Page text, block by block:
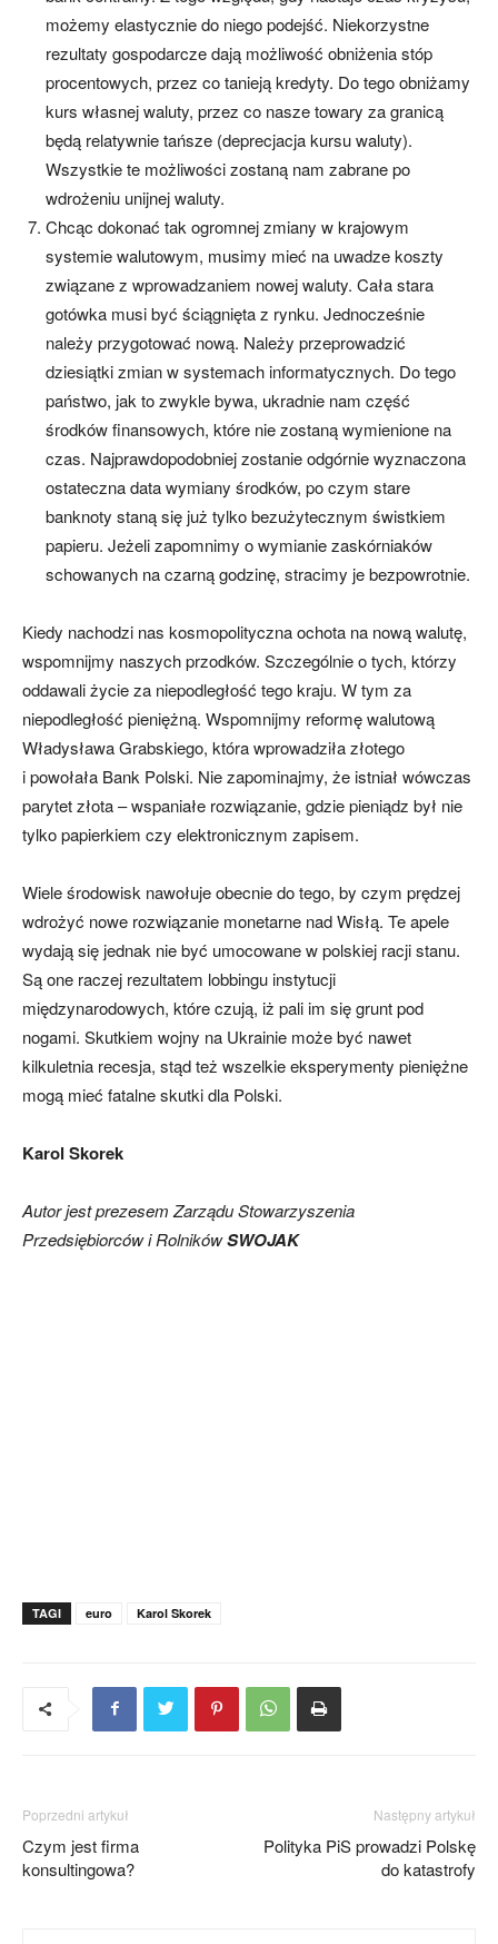
możemy elastycznie do niego podejść. Niekorzystne
rezultaty gospodarcze dają możliwość obniżenia stóp
procentowych, przez co tanieją kredyty. Do tego obniżamy
kurs własnej waluty, przez co nasze towary za granicą
będą relatywnie tańsze (deprecjacja kursu waluty).
Wszystkie te możliwości zostaną nam zabrane po
wdrożeniu unijnej waluty.
Chcąc dokonać tak ogromnej zmiany w krajowym
systemie walutowym, musimy mieć na uwadze koszty
związane z wprowadzaniem nowej waluty. Cała stara
gotówka musi być ściągnięta z rynku. Jednocześnie
należy przygotować nową. Należy przeprowadzić
dziesiątki zmian w systemach informatycznych. Do tego
państwo, jak to zwykle bywa, ukradnie nam część
środków finansowych, które nie zostaną wymienione na
czas. Najprawdopodobniej zostanie odgórnie wyznaczona
ostateczna data wymiany środków, po czym stare
banknoty staną się już tylko bezużytecznym świstkiem
papieru. Jeżeli zapomnimy o wymianie zaskórniaków
schowanych na czarną godzinę, stracimy je bezpowrotnie.
Kiedy nachodzi nas kosmopolityczna ochota na nową walutę,
wspomnijmy naszych przodków. Szczególnie o tych, którzy
oddawali życie za niepodległość tego kraju. W tym za
niepodległość pieniężną. Wspomnijmy reformę walutową
Władysława Grabskiego, która wprowadziła złotego
i powołała Bank Polski. Nie zapominajmy, że istniał wówczas
parytet złota – wspaniałe rozwiązanie, gdzie pieniądz był nie
tylko papierkiem czy elektronicznym zapisem.
Wiele środowisk nawołuje obecnie do tego, by czym prędzej
wdrożyć nowe rozwiązanie monetarne nad Wisłą. Te apele
wydają się jednak nie być umocowane w polskiej racji stanu.
Są one raczej rezultatem lobbingu instytucji
międzynarodowych, które czują, iż pali im się grunt pod
nogami. Skutkiem wojny na Ukrainie może być nawet
kilkuletnia recesja, stąd też wszelkie eksperymenty pieniężne
mogą mieć fatalne skutki dla Polski.
Karol Skorek
Autor jest prezesem Zarządu Stowarzyszenia
Przedsiębiorców i RolnikówSWOJAK
TAGI euro Karol Skorek
Poprzedni artykuł
Czym jest firma
konsultingowa?
Następny artykuł
Polityka PiS prowadzi Polskę
do katastrofy